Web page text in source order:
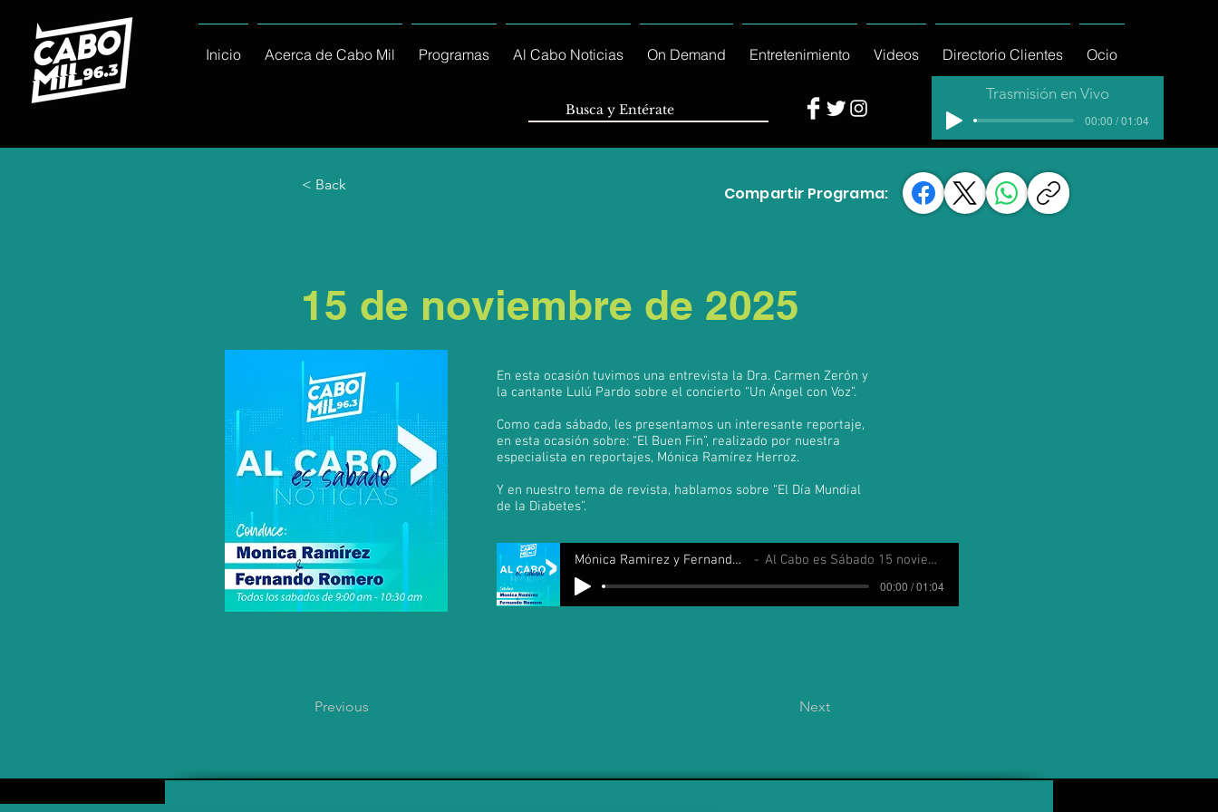
Inicio Acerca de Cabo Mil Programas Al Cabo Noticias On Demand Entretenimiento Videos Directorio Clientes Ocio
Trasmisión en Vivo
00:00 / 01:04
< Back Compartir Programa:
15 de noviembre de 2025
Previous
En esta ocasión tuvimos una entrevista la Dra. Carmen Zerón y
la cantante Lulú Pardo sobre el concierto “Un Ángel con Voz”.
Como cada sábado, les presentamos un interesante reportaje,
en esta ocasión sobre: “El Buen Fin”, realizado por nuestra
especialista en reportajes, Mónica Ramírez Herroz.
Y en nuestro tema de revista, hablamos sobre “El Día Mundial
de la Diabetes”.
Mónica Ramirez y Fernando Romero Al Cabo es Sábado 15 noviembre 2025
00:00 / 01:04
Next